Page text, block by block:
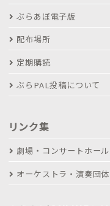
ぶらあぼ電子版
配布場所
定期購読
ぶらPAL投稿について
リンク集
劇場・コンサートホール
オーケストラ・演奏団体